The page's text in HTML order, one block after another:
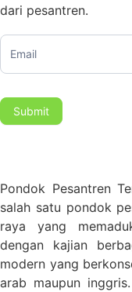
dari pesantren.
Subscription
Submit
Pondok Pesantren
salah satu pondok
raya yang
dengan kajian
modern yang
arab maupun